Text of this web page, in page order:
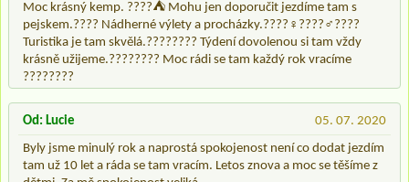
Moc krásný kemp. ????⛺ Mohu jen doporučit jezdíme tam s
pejskem.???? Nádherné výlety a procházky.????‍♀️????‍♂️????
Turistika je tam skvělá.???????? Týdení dovolenou si tam vždy
krásně užijeme.???????? Moc rádi se tam každý rok vracíme
????????
05. 07. 2020
Od: Lucie
Byly jsme minulý rok a naprostá spokojenost není co dodat jezdím
tam už 10 let a ráda se tam vracím. Letos znova a moc se těšíme z